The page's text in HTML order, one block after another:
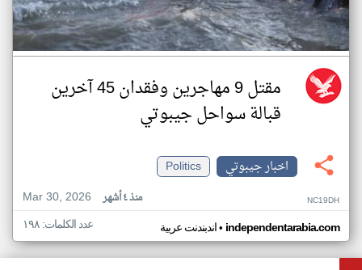
مقتل 9 مهاجرين وفقدان 45 آخرين
قبالة سواحل جيبوتي
اخبار جيبوتي
Politics
Mar 30, 2026
منذ ٤ أشهر NC19DH
اندبندنت عربية• independentarabia.com عدد الكلمات: ١٩٨